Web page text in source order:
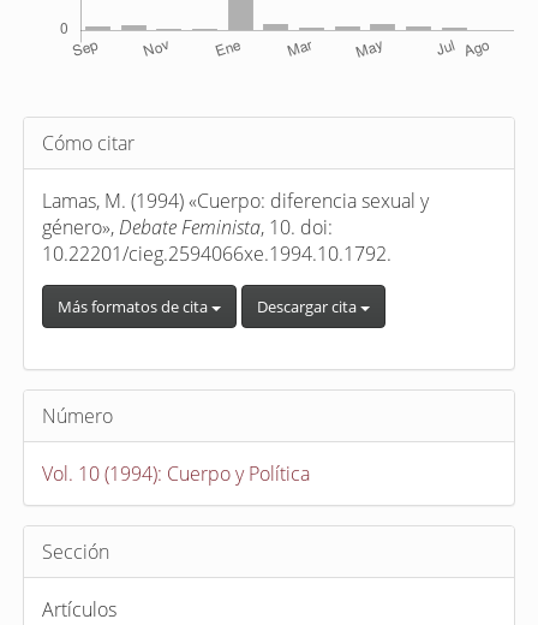
Detalles
del
artículo
Cómo citar
Lamas, M. (1994) «Cuerpo: diferencia sexual y
género», Debate Feminista, 10. doi:
10.22201/cieg.2594066xe.1994.10.1792.
Más formatos de cita Descargar cita
Número
Vol. 10 (1994): Cuerpo y Política
Sección
Artículos